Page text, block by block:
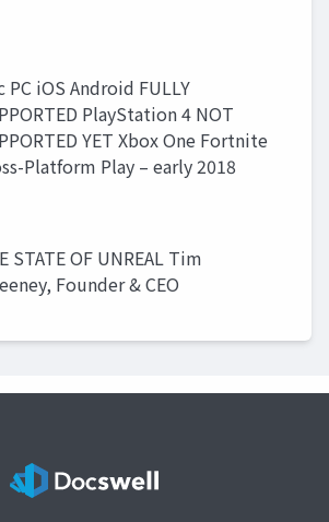
PC iOS Android FULLY
PlayStation 4 NOT
YET Xbox One Fortnite
Platform Play – early 2018
STATE OF UNREAL Tim
Founder & CEO